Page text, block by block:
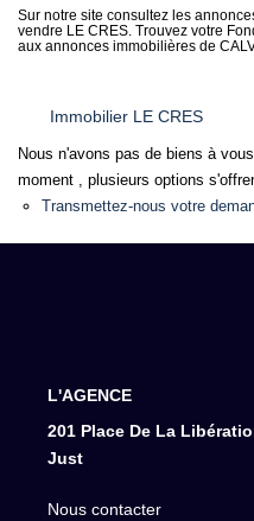
Sur notre site consultez les
vendre LE CRES. Trouvez votre
aux annonces immobilières de
Immobilier LE CRES
Nous n'avons pas de biens à
moment , plusieurs options
Transmettez-nous votre
L'AGENCE
201 Place De La
Just
Nous contacter